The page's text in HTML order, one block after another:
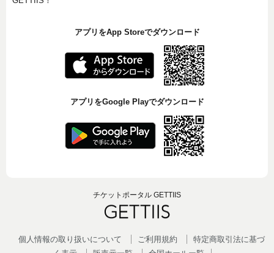
アプリをApp Storeでダウンロード
アプリをGoogle Playでダウンロード
チケットポータル GETTIIS
個人情報の取り扱いについて ご利用規約
特定商取引法に基づ